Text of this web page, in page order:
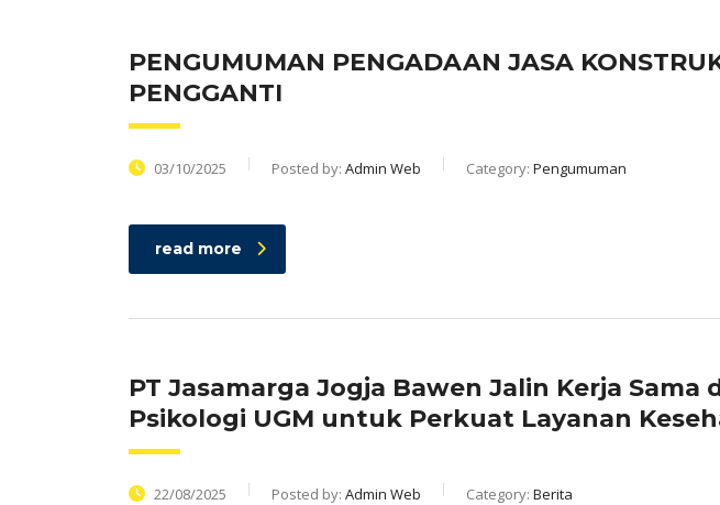
PENGUMUMAN PENGADAAN JASA
PENGGANTI
03/10/2025 Posted by: Admin Web Category: Pengumuman
read more
PT Jasamarga Jogja Bawen Jalin Kerja Sama
Psikologi UGM untuk Perkuat Layanan
22/08/2025 Posted by: Admin Web Category: Berita